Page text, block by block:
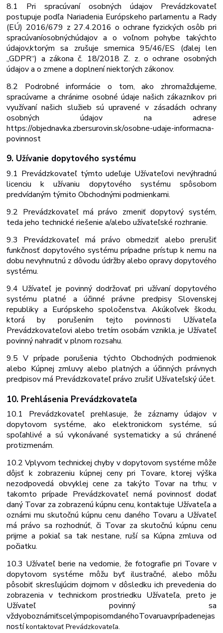
8.1 Pri spracúvaní osobných údajov Prevádzkovateľ
postupuje podľa Nariadenia Európskeho parlamentu a Rady
(EÚ) 2016/679 z 27.4.2016 o ochrane fyzických osôb pri
spracúvaníosobnýchúdajovao voľnom pohybe takýchto
údajov,ktorým sa zrušuje smernica 95/46/ES (ďalej len
„GDPR“) a zákona č. 18/2018 Z. z. o ochrane osobných
údajov a o zmene a doplnení niektorých zákonov.
8.2 Podrobné informácie o tom, ako zhromažďujeme,
spracúvame a chránime osobné údaje našich zákazníkov pri
využívaní našich služieb sú upravené v zásadách ochrany
osobných údajov na adrese
https://objednavka.zbersurovin.sk/osobne-udaje-informacna-
povinnost
9. Užívanie dopytového systému
9.1 Prevádzkovateľ týmto udeľuje Užívateľovi nevýhradnú
licenciu k užívaniu dopytového systému spôsobom
predvídaným týmito Obchodnými podmienkami.
9.2 Prevádzkovateľ má právo zmeniť dopytový systém,
teda jeho technické riešenie a/alebo užívateľské rozhranie.
9.3 Prevádzkovateľ má právo obmedziť alebo prerušiť
funkčnosť dopytového systému prípadne prístup k nemu na
dobu nevyhnutnú z dôvodu údržby alebo opravy dopytového
systému.
9.4 Užívateľ je povinný dodržovať pri užívaní dopytového
systému platné a účinné právne predpisy Slovenskej
republiky a Európskeho spoločenstva. Akúkoľvek škodu,
ktorá by porušením tejto povinnosti Užívateľa
Prevádzkovateľovi alebo tretím osobám vznikla, je Užívateľ
povinný nahradiť v plnom rozsahu.
9.5 V prípade porušenia týchto Obchodných podmienok
alebo Kúpnej zmluvy alebo platných a účinných právnych
predpisov má Prevádzkovateľ právo zrušiť Užívateľský účet.
10. Prehlásenia Prevádzkovateľa
10.1 Prevádzkovateľ prehlasuje, že záznamy údajov v
dopytovom systéme, ako elektronickom systéme, sú
spoľahlivé a sú vykonávané systematicky a sú chránené
protizmenám.
10.2 Vplyvom technickej chyby vdopytovom systéme môže
dôjsť k zobrazeniu kúpnej ceny pri Tovare, ktorej výška
nezodpovedá obvyklej cene za takýto Tovar na trhu; v
takomto prípade Prevádzkovateľ nemá povinnosť dodať
daný Tovar za zobrazenú kúpnu cenu, kontaktuje Užívateľa a
oznámi mu skutočnú kúpnu cenu daného Tovaru a Užívateľ
má právo sa rozhodnúť, či Tovar za skutočnú kúpnu cenu
prijme a pokiaľ sa tak nestane, ruší sa Kúpna zmluva od
počiatku.
10.3 Užívateľ berie na vedomie, že fotografie pri Tovare v
dopytovom systéme môžu byť ilustračné, alebo môžu
pôsobiť skresľujúcim dojmom v dôsledku ich prevedenia do
zobrazenia v technickom prostriedku Užívateľa, preto je
Užívateľ povinný sa
vždyoboznámiťscelýmpopisomdanéhoTovaruavprípadenejas
nostíkontaktovať Prevádzkovateľa.